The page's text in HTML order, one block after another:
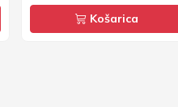
Košarica